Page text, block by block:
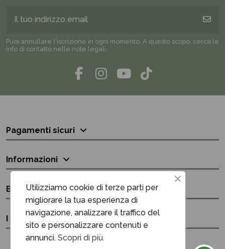
Puoi annullare l'iscrizione in ogni momento. A questo scopo, cerca le
info di contatto nelle note legali.
Pagamenti sicuri
Informazioni
Bisogno di aiuto?
I nostri contatti
Utilizziamo cookie di terze parti per
migliorare la tua esperienza di
navigazione, analizzare il traffico del
sito e personalizzare contenuti e
annunci. Scopri di più.